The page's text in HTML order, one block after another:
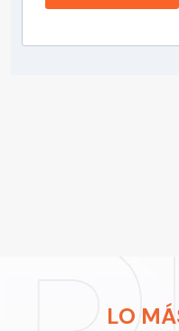
LO